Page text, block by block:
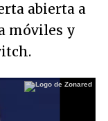
abierta a
móviles y